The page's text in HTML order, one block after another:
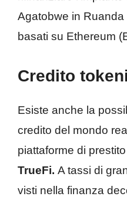
Agatobwe in
basati su Ethereum
Credito
Esiste anche la
credito del mondo
piattaforme di
TrueFi. A tassi di
visti nella finanza